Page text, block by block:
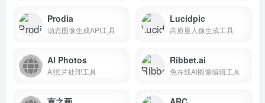
Prodia
动态图像生成API工具
Lucidpic
高质量人像生成工具
Al Photos
AI照片处理工具
Ribbet.ai
免在线AI图像编辑工具